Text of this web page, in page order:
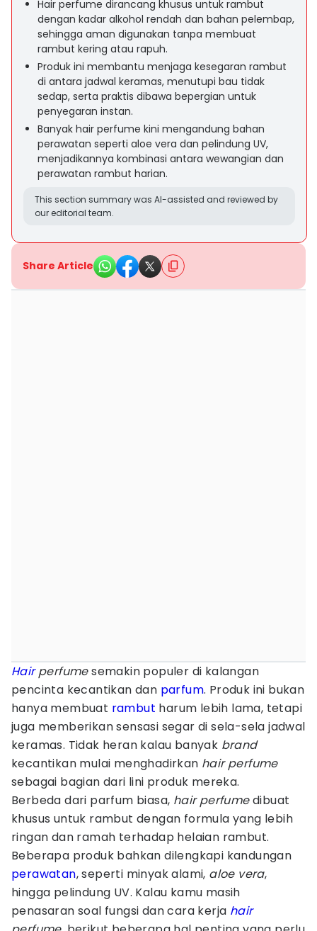
Hair perfume dirancang khusus untuk rambut
dengan kadar alkohol rendah dan bahan pelembap,
sehingga aman digunakan tanpa membuat
rambut kering atau rapuh.
Produk ini membantu menjaga kesegaran rambut
di antara jadwal keramas, menutupi bau tidak
sedap, serta praktis dibawa bepergian untuk
penyegaran instan.
Banyak hair perfume kini mengandung bahan
perawatan seperti aloe vera dan pelindung UV,
menjadikannya kombinasi antara wewangian dan
perawatan rambut harian.
This section summary was AI-assisted and reviewed by
our editorial team.
Share Article
Hairperfumesemakin populer di kalangan
pencinta kecantikan dan parfum. Produk ini bukan
hanya membuat rambut harum lebih lama, tetapi
juga memberikan sensasi segar di sela-sela jadwal
keramas. Tidak heran kalau banyak brand
kecantikan mulai menghadirkan hair perfume
sebagai bagian dari lini produk mereka.
Berbeda dari parfum biasa, hair perfumedibuat
khusus untuk rambut dengan formula yang lebih
ringan dan ramah terhadap helaian rambut.
Beberapa produk bahkan dilengkapi kandungan
perawatan, seperti minyak alami, aloe vera,
hingga pelindung UV. Kalau kamu masih
penasaran soal fungsi dan cara kerja hair